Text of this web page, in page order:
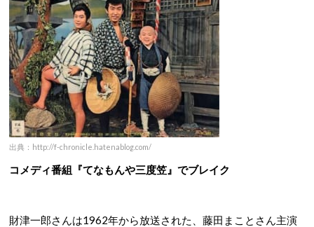
出典：http://f-chronicle.hatenablog.com/
コメディ番組『てなもんや三度笠』でブレイク
財津一郎さんは1962年から放送された、藤田まことさん主演